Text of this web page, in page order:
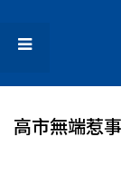
高市無端惹